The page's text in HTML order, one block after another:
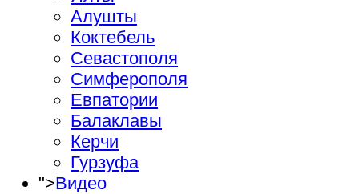
Алушты
Коктебель
Севастополя
Симферополя
Евпатории
Балаклавы
Керчи
Гурзуфа
">Видео